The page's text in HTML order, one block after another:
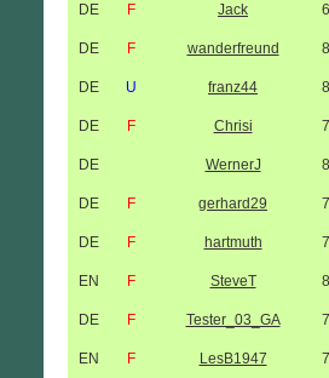
DE F Jack
DE F wanderfreund
DE U franz44
DE F Chrisi
DE WernerJ
DE F gerhard29
DE F hartmuth
EN F SteveT
DE F Tester_03_GA
EN F LesB1947